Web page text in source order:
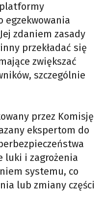
platformy
egzekwowania
zdaniem zasady
przekładać się
zwiększać
szczególnie
przez Komisję
ekspertom do
luki i zagrożenia
systemu, co
lub zmiany części